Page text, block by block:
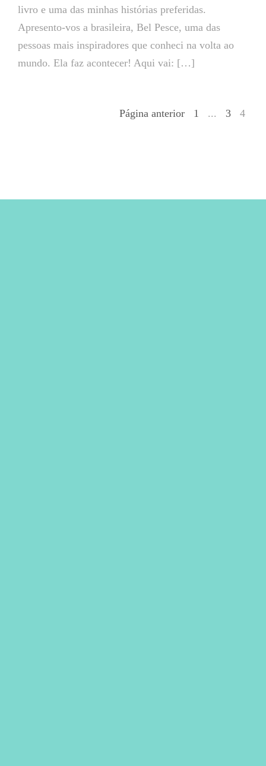
livro e uma das minhas histórias preferidas.
Apresento-vos a brasileira, Bel Pesce, uma das
pessoas mais inspiradores que conheci na volta ao
mundo. Ela faz acontecer! Aqui vai: […]
Página anterior 1 ... 3 4